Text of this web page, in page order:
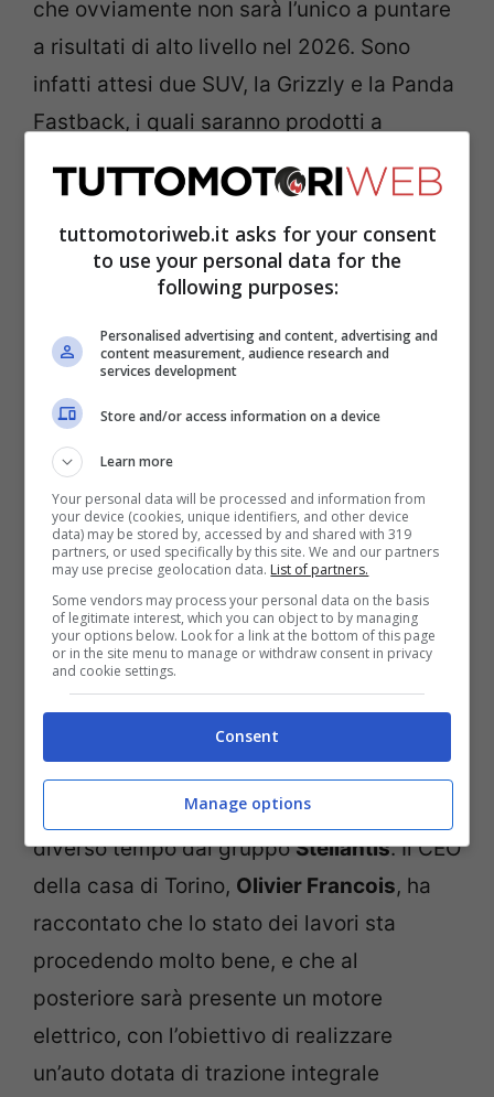
che ovviamente non sarà l’unico a puntare
a risultati di alto livello nel 2026. Sono
infatti attesi due SUV, la Grizzly e la Panda
Fastback, i quali saranno prodotti a
situato in Marocco. Con ogni probabilità,la
FIAT porterà al debutto anche la Grande
Panda 4X4, le cui prime immagini erano
dell’anno. Andiamo a scoprire quali
potrebbero essere i segreti del progetto.
FIAT, nel 2026 il probabile
debutto della Grande
Panda 4X4
LaFIATPanda 4X4 è una vera e propria
leggenda del nostro automotive, un
modello che fece il proprio debutto sul
mercato nel lontano 1983.
del 2026 potrebbe esordire la nuova
Grande Panda 4X4, già annunciata da
diverso tempo dal gruppoStellantis. Il CEO
della casa di Torino, Olivier Francois, ha
raccontato che lo stato dei lavori sta
procedendo molto bene, e che al
posteriore sarà presente un motore
elettrico, con l’obiettivo di realizzare
un’auto dotata di trazione integrale
tuttomotoriweb.it asks for your consent
to use your personal data for the
following purposes:
Personalised advertising and content, advertising and
content measurement, audience research and
services development
Store and/or access information on a device
Learn more
Your personal data will be processed and information from
your device (cookies, unique identifiers, and other device
data) may be stored by, accessed by and shared with 319
partners, or used specifically by this site. We and our partners
may use precise geolocation data. List of partners.
Some vendors may process your personal data on the basis
of legitimate interest, which you can object to by managing
your options below. Look for a link at the bottom of this page
or in the site menu to manage or withdraw consent in privacy
and cookie settings.
Consent
Manage options